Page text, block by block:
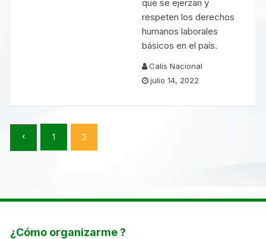
que se ejerzan y
respeten los derechos
humanos laborales
básicos en el país.
Calis Nacional
julio 14, 2022
Paginación
entradas
1 2
¿Cómo organizarme ?